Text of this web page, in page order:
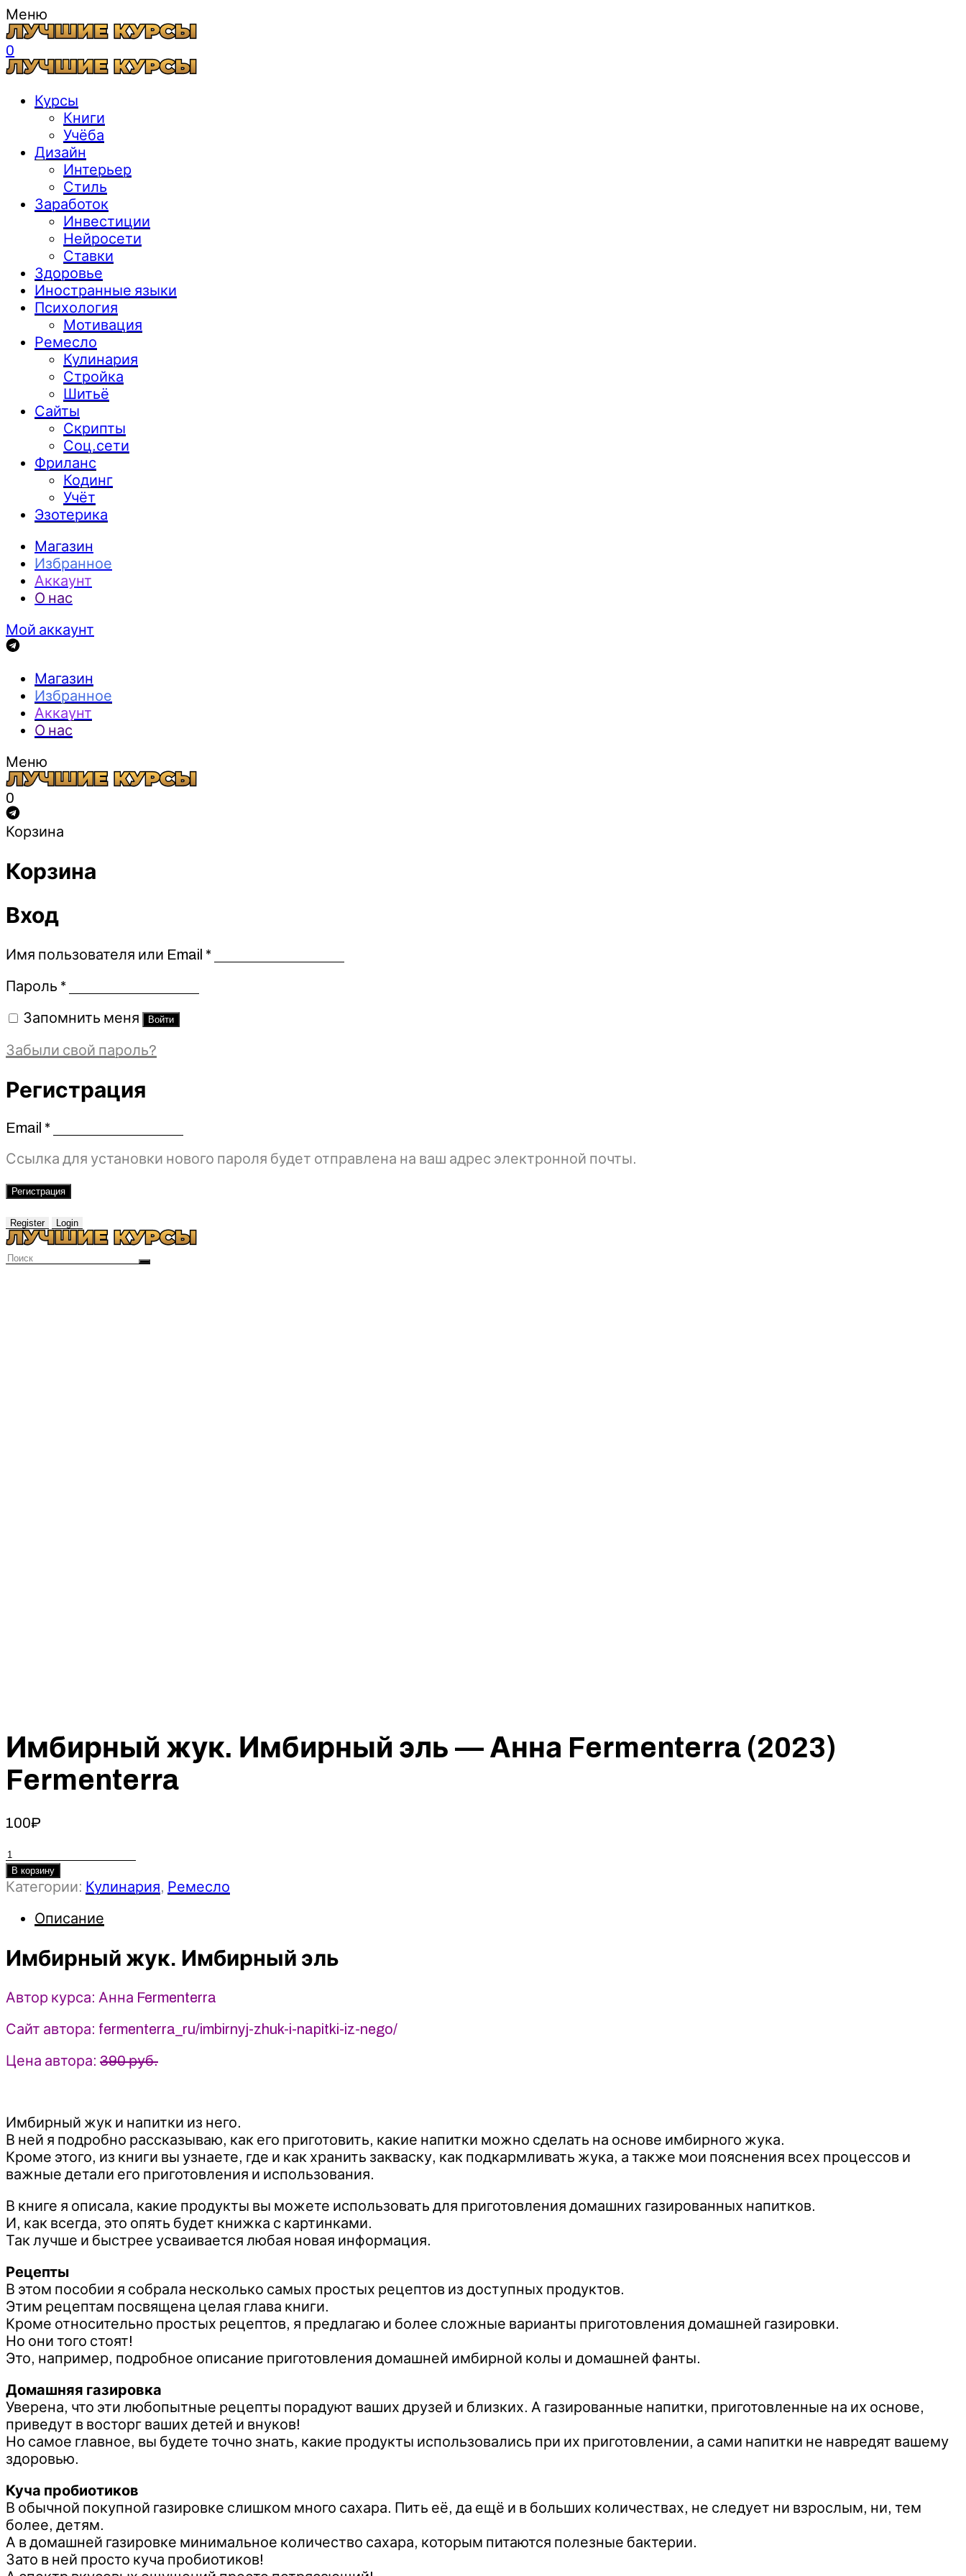
Меню
0
Курсы
Книги
Учёба
Дизайн
Интерьер
Стиль
Заработок
Инвестиции
Нейросети
Ставки
Здоровье
Иностранные языки
Психология
Мотивация
Ремесло
Кулинария
Стройка
Шитьё
Сайты
Скрипты
Соц.сети
Фриланс
Кодинг
Учёт
Эзотерика
Магазин
Избранное
Аккаунт
О нас
Мой аккаунт
Магазин
Избранное
Аккаунт
О нас
Меню
0
Корзина
Корзина
Вход
Имя пользователя или Email *Обязательно
Пароль *Обязательно
Запомнить меня Войти
Забыли свой пароль?
Регистрация
Email *Обязательно
Ссылка для установки нового пароля будет отправлена ​​на ваш адрес электронной почты.
Регистрация
Register Login
Имбирный жук. Имбирный эль — Анна Fermenterra (2023)
Fermenterra
100₽
Количество
товара
Имбирный
Имбирный
-
Fermenterra
(2023)
Fermenterra
В корзину
Категории: Кулинария, Ремесло
Описание
Имбирный жук. Имбирный эль
Автор курса: Анна Fermenterra
Сайт автора: fermenterra_ru/imbirnyj-zhuk-i-napitki-iz-nego/
Цена автора: 390 руб.
Имбирный жук и напитки из него.
В ней я подробно рассказываю, как его приготовить, какие напитки можно сделать на основе имбирного жука.
Кроме этого, из книги вы узнаете, где и как хранить закваску, как подкармливать жука, а также мои пояснения всех процессов и
важные детали его приготовления и использования.
В книге я описала, какие продукты вы можете использовать для приготовления домашних газированных напитков.
И, как всегда, это опять будет книжка с картинками.
Так лучше и быстрее усваивается любая новая информация.
Рецепты
В этом пособии я собрала несколько самых простых рецептов из доступных продуктов.
Этим рецептам посвящена целая глава книги.
Кроме относительно простых рецептов, я предлагаю и более сложные варианты приготовления домашней газировки.
Но они того стоят!
Это, например, подробное описание приготовления домашней имбирной колы и домашней фанты.
Домашняя газировка
Уверена, что эти любопытные рецепты порадуют ваших друзей и близких. А газированные напитки, приготовленные на их основе,
приведут в восторг ваших детей и внуков!
Но самое главное, вы будете точно знать, какие продукты использовались при их приготовлении, а сами напитки не навредят вашему
здоровью.
Куча пробиотиков
В обычной покупной газировке слишком много сахара. Пить её, да ещё и в больших количествах, не следует ни взрослым, ни, тем
более, детям.
А в домашней газировке минимальное количество сахара, которым питаются полезные бактерии.
Зато в ней просто куча пробиотиков!